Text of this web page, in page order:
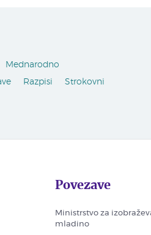
Mednarodno
Razpisi
Strokovni
Povezave
Ministrstvo za
mladino